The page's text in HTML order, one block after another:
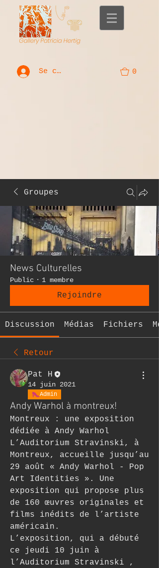
Se connecter 0
Groupes
News Culturelles
Public · 1 membre
Rejoindre
Discussion Médias Fichiers
Retour
Pat H
14 juin 2021
Admin
Andy Warhol à montreux!
Montreux : une exposition
dédiée à Andy Warhol
L’Auditorium Stravinski, à
Montreux, accueille jusqu’au
29 août « Andy Warhol - Pop
Art Identities ». Une
exposition qui propose plus
de 160 œuvres originales et
films inédits de l’artiste
américain.
L’exposition, qui a débuté
ce jeudi 10 juin à
l’Auditorium Stravinski ,